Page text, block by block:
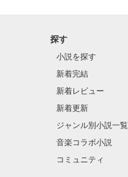
探す
小説を探す
新着完結
新着レビュー
新着更新
ジャンル別小説一覧
音楽コラボ小説
コミュニティ